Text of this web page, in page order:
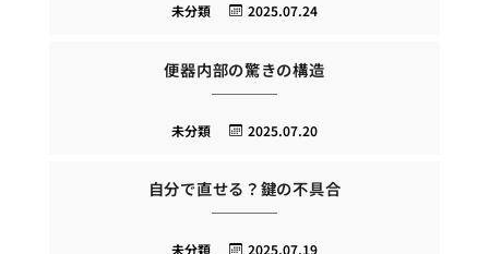
2025.07.24
未分類
便器内部の驚きの構造
2025.07.20
未分類
自分で直せる？鍵の不具合
2025.07.19
未分類